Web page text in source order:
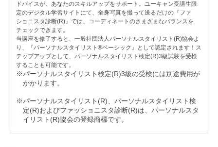
ドバイスが、あなたのスキルアップをサポート。ユーキャン受講生限
定のデジタル学習サイトにて、全身写真を撮って送るだけの『ファ
ショニスタ診断(R)』では、コーディネートのさまざまなバランスを
チェックできます。
当講座を修了すると、一般社団法人パーソナルスタイリスト(R)協会よ
り、『パーソナルスタイリスト®ベーシック』として認定されます！ス
テップアップとして、パーソナルスタイリスト検定(R)3級試験を受検
することも可能です。
パーソナルスタイリスト検定(R)3級の受検には別途費用が
かかります。
パーソナルスタイリスト(R)、パーソナルスタイリスト検
定(R)およびファッショニスタ診断(R)は、パーソナルスタ
イリスト(R)協会の登録商標です。